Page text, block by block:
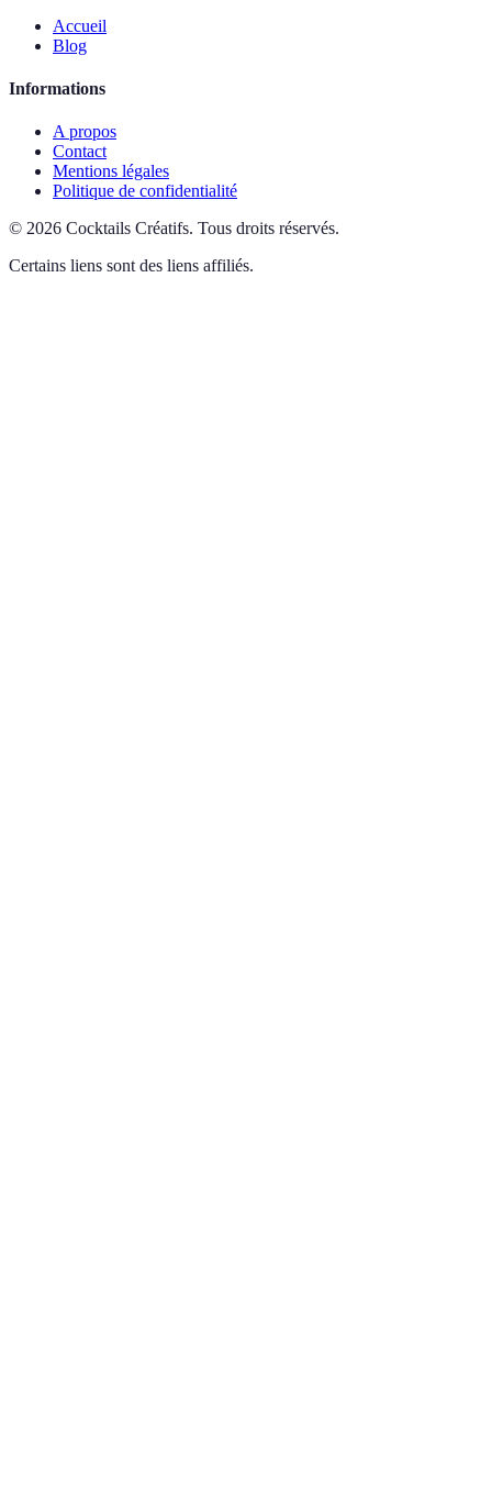
Accueil
Blog
Informations
A propos
Contact
Mentions légales
Politique de confidentialité
© 2026 Cocktails Créatifs. Tous droits réservés.
Certains liens sont des liens affiliés.